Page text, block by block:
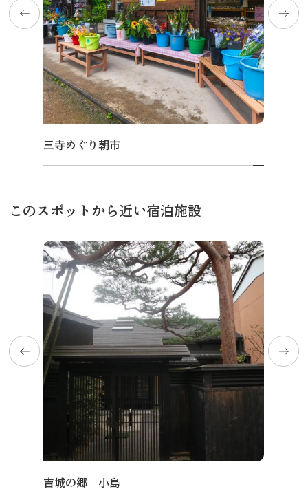
三寺めぐり朝市
このスポットから近い宿泊施設
吉城の郷 小島